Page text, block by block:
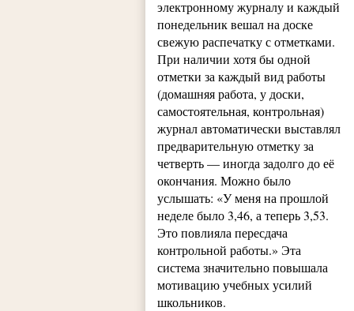
электронному журналу и каждый
понедельник вешал на доске
свежую распечатку с отметками.
При наличии хотя бы одной
отметки за каждый вид работы
(домашняя работа, у доски,
самостоятельная, контрольная)
журнал автоматически выставлял
предварительную отметку за
четверть — иногда задолго до её
окончания. Можно было
услышать: «У меня на прошлой
неделе было 3,46, а теперь 3,53.
Это повлияла пересдача
контрольной работы.» Эта
система значительно повышала
мотивацию учебных усилий
школьников.